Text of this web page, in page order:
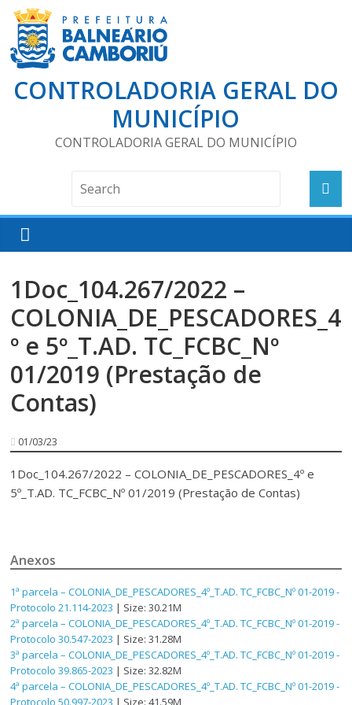
CONTROLADORIA GERAL DO
MUNICÍPIO
CONTROLADORIA GERAL DO MUNICÍPIO
1Doc_104.267/2022 –
COLONIA_DE_PESCADORES_4
º e 5º_T.AD. TC_FCBC_Nº
01/2019 (Prestação de
Contas)
01/03/23
1Doc_104.267/2022 – COLONIA_DE_PESCADORES_4º e
5º_T.AD. TC_FCBC_Nº 01/2019 (Prestação de Contas)
Anexos
1ª parcela – COLONIA_DE_PESCADORES_4º_T.AD. TC_FCBC_Nº 01-2019 -
Protocolo 21.114-2023 | Size: 30.21M
2ª parcela – COLONIA_DE_PESCADORES_4º_T.AD. TC_FCBC_Nº 01-2019 -
Protocolo 30.547-2023 | Size: 31.28M
3ª parcela – COLONIA_DE_PESCADORES_4º_T.AD. TC_FCBC_Nº 01-2019 -
Protocolo 39.865-2023 | Size: 32.82M
4ª parcela – COLONIA_DE_PESCADORES_4º_T.AD. TC_FCBC_Nº 01-2019 -
Protocolo 50.997-2023 | Size: 41.59M